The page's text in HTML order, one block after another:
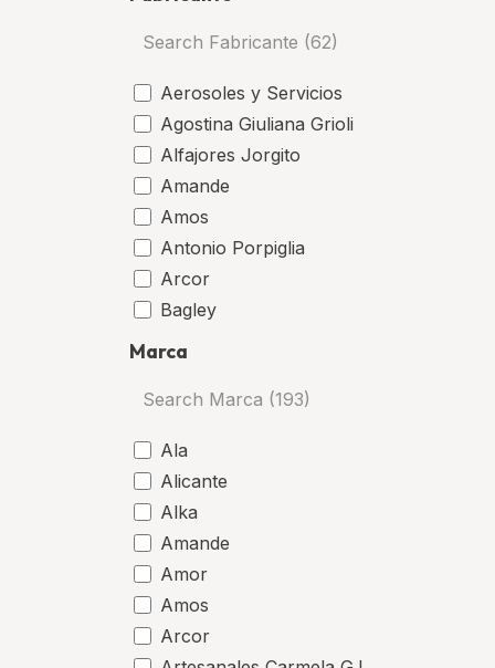
Aerosoles y Servicios
Agostina Giuliana Grioli
Alfajores Jorgito
Amande
Amos
Antonio Porpiglia
Arcor
Bagley
Bic
Marca
Ala
Alicante
Alka
Amande
Amor
Amos
Arcor